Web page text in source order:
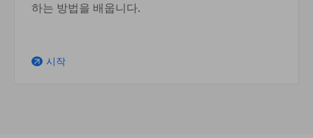
하는 방법을 배웁니다.
arrow_outward 시작